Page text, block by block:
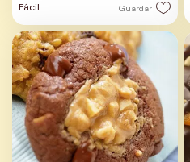
Fácil
Guardar